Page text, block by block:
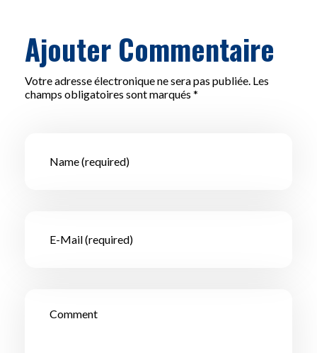
Ajouter Commentaire
Votre adresse électronique ne sera pas publiée. Les
champs obligatoires sont marqués *